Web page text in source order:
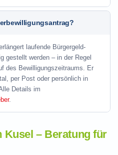
laufende Bürgergeld-
gestellt werden – in der Regel
des Bewilligungszeitraums. Er
per Post oder persönlich in
Details im
.
Kusel – Beratung für